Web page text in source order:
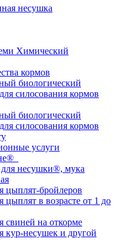
несушка
Химический
кормов
биологический
силосования кормов
биологический
силосования кормов
услуги
несушки®, мука
цыплят-бройлеров
цыплят в возрасте от 1 до
свиней на откорме
кур-несушек и другой